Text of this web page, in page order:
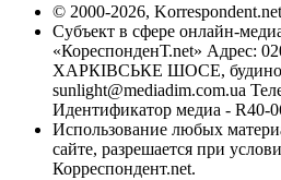
© 2000-2026, Korrespondent.net
Субъект в сфере онлайн-
«КореспонденТ.net» Адрес:
ХАРКІВСЬКЕ ШОСЕ, будинок
sunlight@mediadim.com.ua
Идентификатор медиа - R40-
Использование любых
сайте, разрешается при
Корреспондент.net.